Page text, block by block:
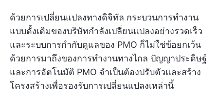
ด้วยการเปลี่ยนแปลงทางดิจิทัล กระบวนการทำงาน
แบบดั้งเดิมของบริษัทกำลังเปลี่ยนแปลงอย่างรวดเร็ว
และระบบการกำกับดูแลของ PMO ก็ไม่ใช่ข้อยกเว้น
ด้วยการมาถึงของการทำงานทางไกล ปัญญาประดิษฐ์
และการอัตโนมัติ PMO จำเป็นต้องปรับตัวและสร้าง
โครงสร้างเพื่อรองรับการเปลี่ยนแปลงเหล่านี้